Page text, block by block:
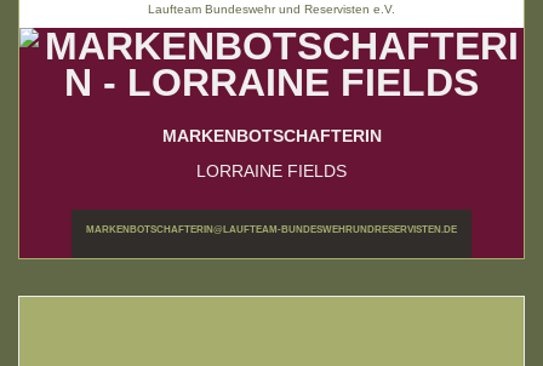
Laufteam Bundeswehr und Reservisten e.V.
MARKENBOTSCHAFTERIN
LORRAINE FIELDS
MARKENBOTSCHAFTERIN@LAUFTEAM-BUNDESWEHRUNDRESERVISTEN.DE